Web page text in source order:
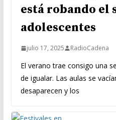
está robando el
adolescentes
julio 17, 2025 RadioCadena
El verano trae consigo una
de igualar. Las aulas se
desaparecen y los